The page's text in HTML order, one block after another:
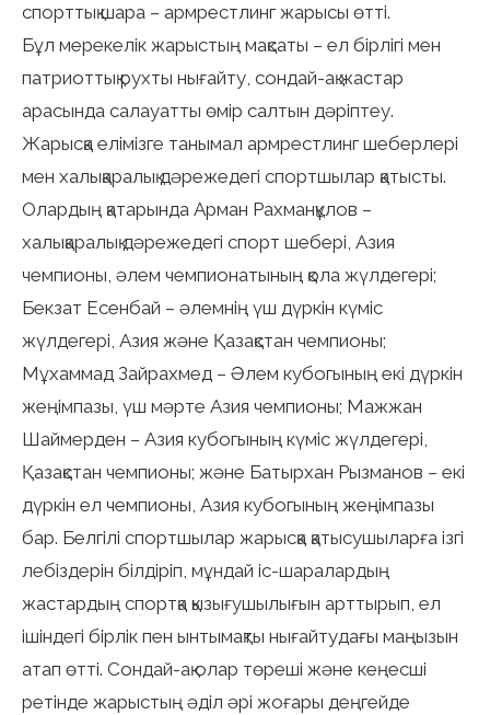
спорттық шара – армрестлинг жарысы өтті.
Бұл мерекелік жарыстың мақсаты – ел бірлігі мен
патриоттық рухты нығайту, сондай-ақ жастар
арасында салауатты өмір салтын дәріптеу.
Жарысқа елімізге танымал армрестлинг шеберлері
мен халықаралық дәрежедегі спортшылар қатысты.
Олардың қатарында Арман Рахманқұлов –
халықаралық дәрежедегі спорт шебері, Азия
чемпионы, әлем чемпионатының қола жүлдегері;
Бекзат Есенбай – әлемнің үш дүркін күміс
жүлдегері, Азия және Қазақстан чемпионы;
Мұхаммад Зайрахмед – Әлем кубогының екі дүркін
жеңімпазы, үш мәрте Азия чемпионы; Мажжан
Шаймерден – Азия кубогының күміс жүлдегері,
Қазақстан чемпионы; және Батырхан Рызманов – екі
дүркін ел чемпионы, Азия кубогының жеңімпазы
бар. Белгілі спортшылар жарысқа қатысушыларға ізгі
лебіздерін білдіріп, мұндай іс-шаралардың
жастардың спортқа қызығушылығын арттырып, ел
ішіндегі бірлік пен ынтымақты нығайтудағы маңызын
атап өтті. Сондай-ақ олар төреші және кеңесші
ретінде жарыстың әділ әрі жоғары деңгейде